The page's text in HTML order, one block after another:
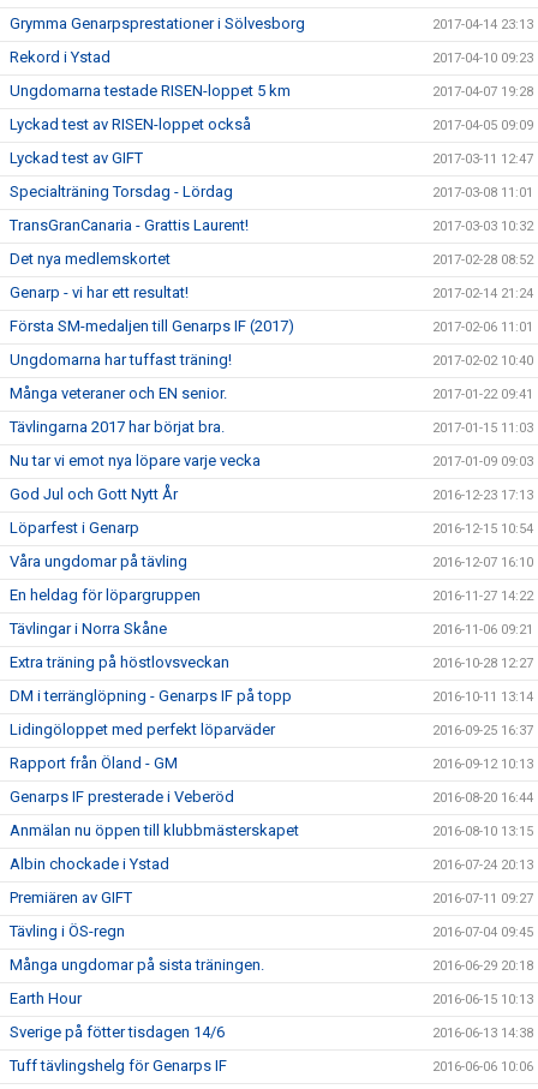
Grymma Genarpsprestationer i Sölvesborg 2017-04-14 23:13
Rekord i Ystad 2017-04-10 09:23
Ungdomarna testade RISEN-loppet 5 km 2017-04-07 19:28
Lyckad test av RISEN-loppet också 2017-04-05 09:09
Lyckad test av GIFT 2017-03-11 12:47
Specialträning Torsdag - Lördag 2017-03-08 11:01
TransGranCanaria - Grattis Laurent! 2017-03-03 10:32
Det nya medlemskortet 2017-02-28 08:52
Genarp - vi har ett resultat! 2017-02-14 21:24
Första SM-medaljen till Genarps IF (2017) 2017-02-06 11:01
Ungdomarna har tuffast träning! 2017-02-02 10:40
Många veteraner och EN senior. 2017-01-22 09:41
Tävlingarna 2017 har börjat bra. 2017-01-15 11:03
Nu tar vi emot nya löpare varje vecka 2017-01-09 09:03
God Jul och Gott Nytt År 2016-12-23 17:13
Löparfest i Genarp 2016-12-15 10:54
Våra ungdomar på tävling 2016-12-07 16:10
En heldag för löpargruppen 2016-11-27 14:22
Tävlingar i Norra Skåne 2016-11-06 09:21
Extra träning på höstlovsveckan 2016-10-28 12:27
DM i terränglöpning - Genarps IF på topp 2016-10-11 13:14
Lidingöloppet med perfekt löparväder 2016-09-25 16:37
Rapport från Öland - GM 2016-09-12 10:13
Genarps IF presterade i Veberöd 2016-08-20 16:44
Anmälan nu öppen till klubbmästerskapet 2016-08-10 13:15
Albin chockade i Ystad 2016-07-24 20:13
Premiären av GIFT 2016-07-11 09:27
Tävling i ÖS-regn 2016-07-04 09:45
Många ungdomar på sista träningen. 2016-06-29 20:18
Earth Hour 2016-06-15 10:13
Sverige på fötter tisdagen 14/6 2016-06-13 14:38
Tuff tävlingshelg för Genarps IF 2016-06-06 10:06